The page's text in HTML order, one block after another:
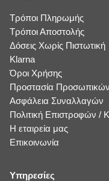
Τρόποι Πληρωμής
Τρόποι Αποστολής
Δόσεις Χωρίς Πιστωτική
Klarna
Όροι Χρήσης
Προστασία
Ασφάλεια Συναλλαγών
Πολιτική Επιστροφών /
Η εταιρεία μας
Επικοινωνία
Υπηρεσίες